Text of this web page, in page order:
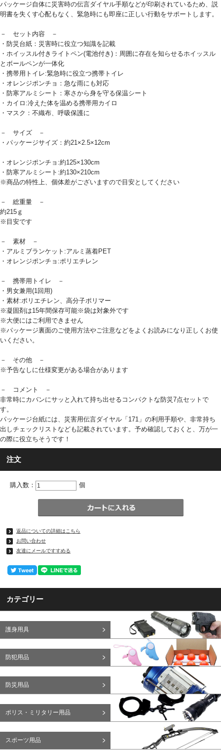
パッケージ自体に災害時の伝言ダイヤル手順などが印刷されているため、説
明書を失くす心配もなく、緊急時にも即座に正しい行動をサポートします。
－ セット内容 －
・防災台紙：災害時に役立つ知識を記載
・ホイッスル付きライトペン(電池付き)：周囲に存在を知らせるホイッスル
とボールペンが一体化
・携帯用トイレ:緊急時に役立つ携帯トイレ
・オレンジポンチョ：急な雨にも対応
・防寒アルミシート：寒さから身を守る保温シート
・カイロ:冷えた体を温める携帯用カイロ
・マスク：不織布、呼吸保護に
－ サイズ －
・パッケージサイズ：約21×2.5×12cm
・オレンジポンチョ:約125×130cm
・防寒アルミシート:約130×210cm
※商品の特性上、個体差がございますので目安としてください
－ 総重量 －
約215ｇ
※目安です
－ 素材 －
・アルミブランケット:アルミ蒸着PET
・オレンジポンチョ:ポリエチレン
－ 携帯用トイレ －
・男女兼用(1回用)
・素材:ポリエチレン、高分子ポリマー
※凝固剤は15年間保存可能※袋は対象外です
※大便にはご利用できません
※パッケージ裏面のご使用方法やご注意などをよくお読みになり正しくお使
いください。
－ その他 －
※予告なしに仕様変更がある場合があります
－ コメント －
非常時にカバンにサッと入れて持ち出せるコンパクトな防災7点セットで
す。
パッケージ台紙には、災害用伝言ダイヤル「171」の利用手順や、非常持ち
出しチェックリストなども記載されています。予め確認しておくと、万が一
の際に役立ちそうです！
注文
購入数： 個
返品についての詳細はこちら
お問い合わせ
友達にメールですすめる
カテゴリー
護身用具
防犯用品
防災用品
ポリス・ミリタリー用品
スポーツ用品